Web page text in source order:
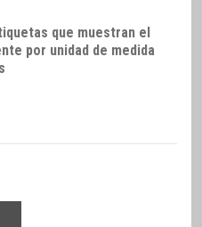
que muestran el
por unidad de medida